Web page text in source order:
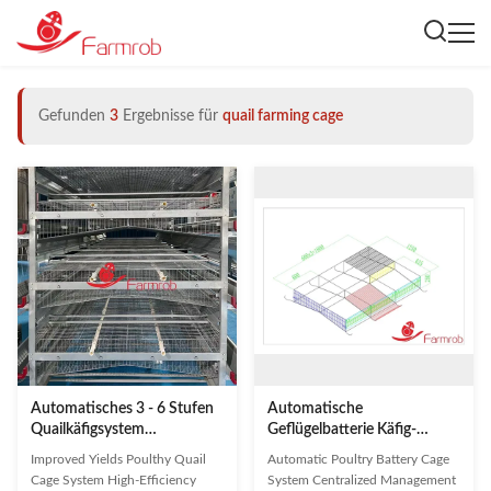
Gefunden 3 Ergebnisse für quail farming cage
Automatisches 3 - 6 Stufen
Quailkäfigsystem
Geflügelquailzuchtkäfig
Improved Yields Poulthy Quail
Cage System High-Efficiency
Automatische
Geflügelbatterie Käfig-
System zentralisiertes
Management Wachteln-
Automatic Poultry Battery Cage
System Centralized Management